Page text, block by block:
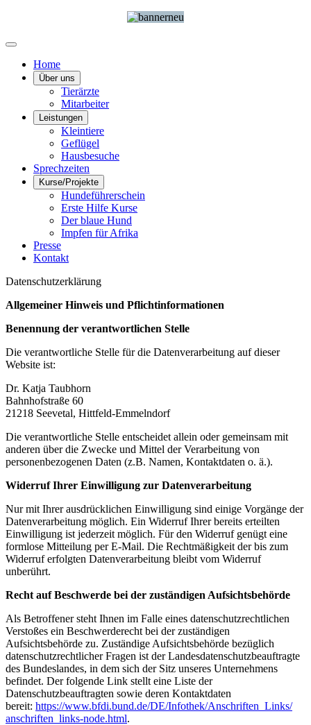
Home
Über uns
Tierärzte
Mitarbeiter
Leistungen
Kleintiere
Geflügel
Hausbesuche
Sprechzeiten
Kurse/Projekte
Hundeführerschein
Erste Hilfe Kurse
Der blaue Hund
Impfen für Afrika
Presse
Kontakt
Datenschutzerklärung
Allgemeiner Hinweis und Pflichtinformationen
Benennung der verantwortlichen Stelle
Die verantwortliche Stelle für die Datenverarbeitung auf dieser
Website ist:
Dr. Katja Taubhorn
Bahnhofstraße 60
21218 Seevetal, Hittfeld-Emmelndorf
Die verantwortliche Stelle entscheidet allein oder gemeinsam mit
anderen über die Zwecke und Mittel der Verarbeitung von
personenbezogenen Daten (z.B. Namen, Kontaktdaten o. ä.).
Widerruf Ihrer Einwilligung zur Datenverarbeitung
Nur mit Ihrer ausdrücklichen Einwilligung sind einige Vorgänge der
Datenverarbeitung möglich. Ein Widerruf Ihrer bereits erteilten
Einwilligung ist jederzeit möglich. Für den Widerruf genügt eine
formlose Mitteilung per E-Mail. Die Rechtmäßigkeit der bis zum
Widerruf erfolgten Datenverarbeitung bleibt vom Widerruf
unberührt.
Recht auf Beschwerde bei der zuständigen Aufsichtsbehörde
Als Betroffener steht Ihnen im Falle eines datenschutzrechtlichen
Verstoßes ein Beschwerderecht bei der zuständigen
Aufsichtsbehörde zu. Zuständige Aufsichtsbehörde bezüglich
datenschutzrechtlicher Fragen ist der Landesdatenschutzbeauftragte
des Bundeslandes, in dem sich der Sitz unseres Unternehmens
befindet. Der folgende Link stellt eine Liste der
Datenschutzbeauftragten sowie deren Kontaktdaten
bereit: https://www.bfdi.bund.de/DE/Infothek/Anschriften_Links/
anschriften_links-node.html.